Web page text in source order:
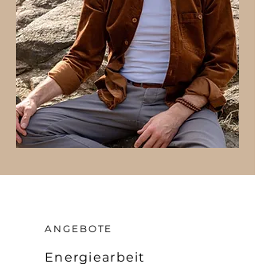
ANGEBOTE
Energiearbeit